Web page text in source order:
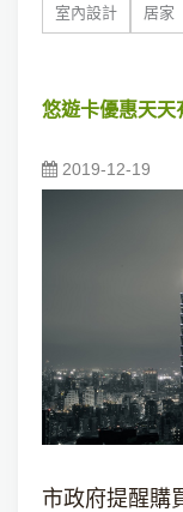
室內設計 居家
悠遊卡優惠天天
2019-12-19
市政府提醒購